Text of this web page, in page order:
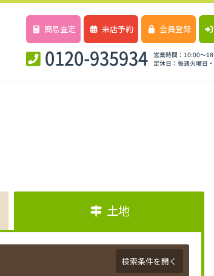
簡易査定 来店予約 会員登録
土地
検索条件を開く